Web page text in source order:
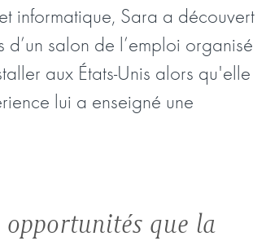
informatique, Sara a découvert
salon de l’emploi organisé
aux États-Unis alors qu'elle
lui a enseigné une
que la